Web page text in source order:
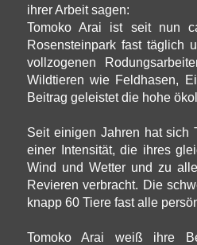
ihrer Arbeit sagen:
Tomoko Arai ist seit nun
Rosensteinpark fast täglich
vollzogenen
Wildtieren wie Feldhasen,
Beitrag geleistet die hohe
Seit einigen Jahren hat sich
einer Intensität, die ihres
Wind und Wetter und zu
Revieren verbracht. Die
knapp 60 Tiere fast alle
Tomoko Arai weiß ihre